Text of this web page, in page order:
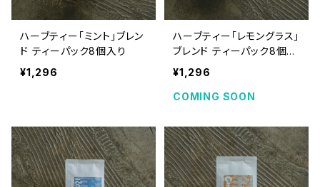
ハーブティー「ミント」ブレン
ド ティーパック8個入り
¥1,296
ハーブティー「レモングラス」
ブレンド ティーパック8個入
り
¥1,296
COMING SOON